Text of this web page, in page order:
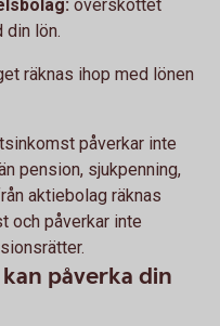
överskottet
lön.
räknas ihop med lönen
påverkar inte
pension, sjukpenning,
aktiebolag räknas
och påverkar inte
påverka din